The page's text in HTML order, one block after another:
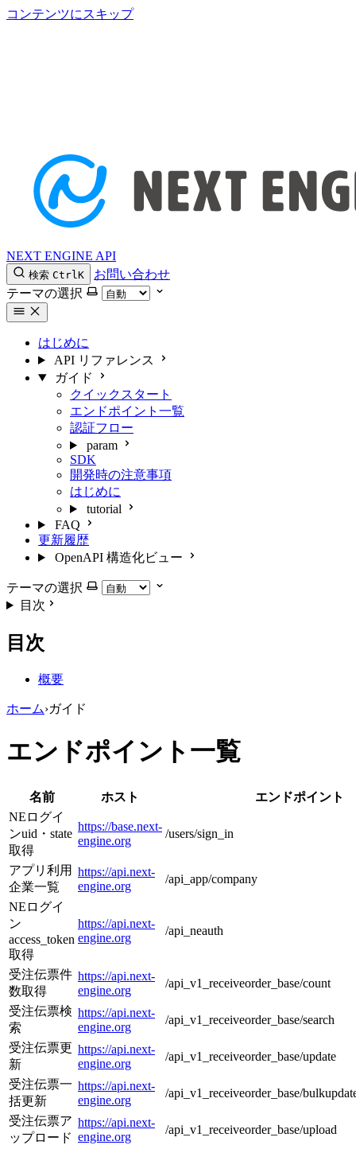
コンテンツにスキップ
NEXT ENGINE API
検索 CtrlK
お問い合わせ
テーマの選択
はじめに
API リファレンス
ガイド
クイックスタート
エンドポイント一覧
認証フロー
param
SDK
開発時の注意事項
はじめに
tutorial
FAQ
更新履歴
OpenAPI 構造化ビュー
テーマの選択
目次
目次
概要
ホーム›ガイド
エンドポイント一覧
名前 ホスト
エンドポイント
NEログイ
ンuid・state
取得
https://base.next-
engine.org
/users/sign_in
アプリ利用
企業一覧
https://api.next-
engine.org
/api_app/company
NEログイ
ン
access_token
取得
https://api.next-
engine.org
/api_neauth
受注伝票件
数取得
https://api.next-
engine.org
/api_v1_receiveorder_base/count
受注伝票検
索
https://api.next-
engine.org
/api_v1_receiveorder_base/search
受注伝票更
新
https://api.next-
engine.org
/api_v1_receiveorder_base/update
受注伝票一
括更新
https://api.next-
engine.org
/api_v1_receiveorder_base/
受注伝票ア
ップロード
https://api.next-
engine.org
/api_v1_receiveorder_base/upload